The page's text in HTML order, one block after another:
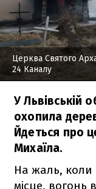
Церква Святого
24 Каналу
У Львівській
охопила
Йдеться про
Михаїла.
На жаль, коли
місце, вогонь